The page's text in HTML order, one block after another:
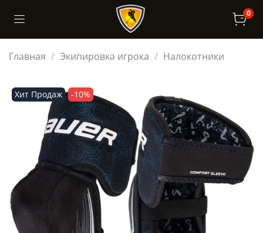
0
Главная Экипировка игрока Налокотники
Хит Продаж -10%